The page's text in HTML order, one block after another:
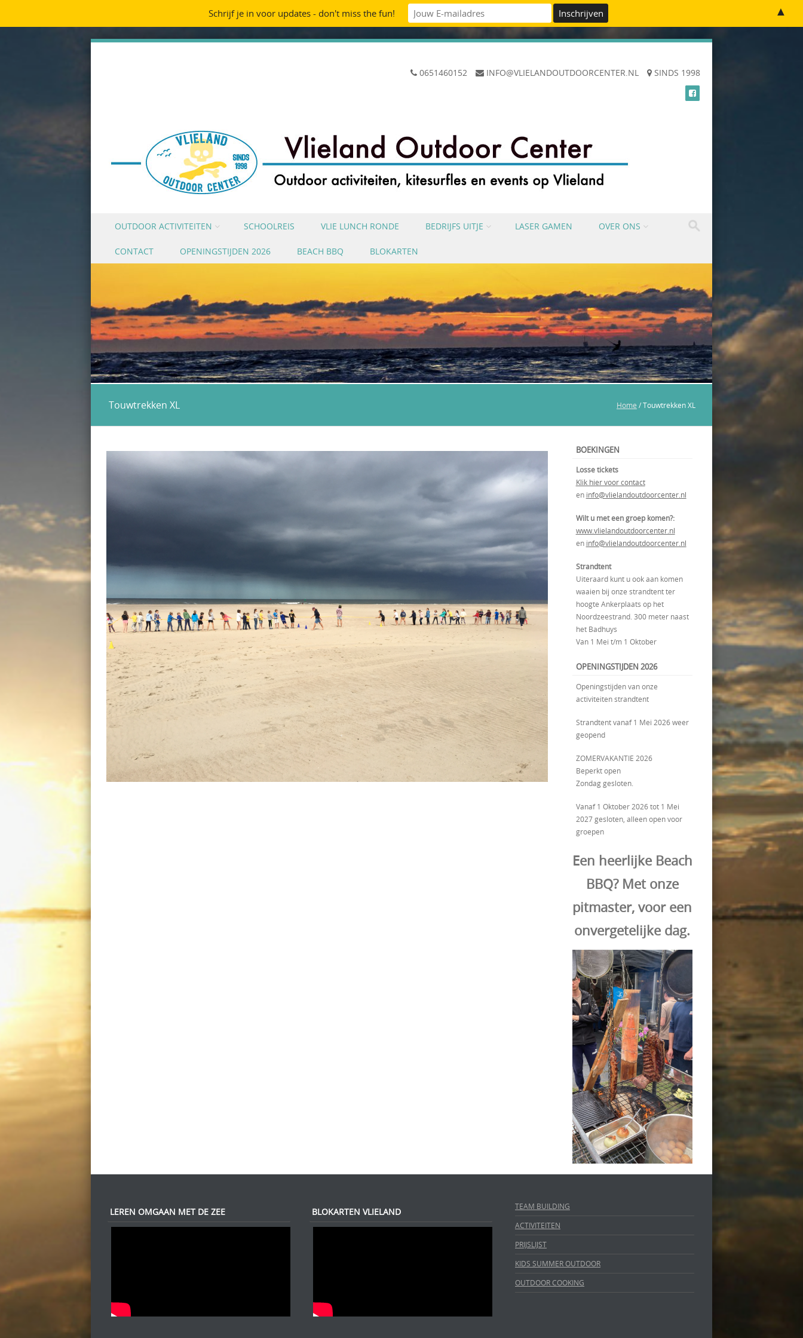
0651460152 INFO@VLIELANDOUTDOORCENTER.NL SINDS 1998
Skip to content
OUTDOOR ACTIVITEITEN SCHOOLREIS VLIE LUNCH RONDE BEDRIJFS UITJE LASER GAMEN OVER ONS
CONTACT OPENINGSTIJDEN 2026 BEACH BBQ BLOKARTEN
Touwtrekken XL Home /Touwtrekken XL
BOEKINGEN
Losse tickets
Klik hier voor contact
en info@vlielandoutdoorcenter.nl
Wilt u met een groep komen?:
www.vlielandoutdoorcenter.nl
en info@vlielandoutdoorcenter.nl
Strandtent
Uiteraard kunt u ook aan komen
waaien bij onze strandtent ter
hoogte Ankerplaats op het
Noordzeestrand. 300 meter naast
het Badhuys
Van 1 Mei t/m 1 Oktober
OPENINGSTIJDEN 2026
Openingstijden van onze
activiteiten strandtent
Strandtent vanaf 1 Mei 2026 weer
geopend
ZOMERVAKANTIE 2026
Beperkt open
Zondag gesloten.
Vanaf 1 Oktober 2026 tot 1 Mei
2027 gesloten, alleen open voor
groepen
Een heerlijke Beach
BBQ? Met onze
pitmaster, voor een
onvergetelijke dag.
LEREN OMGAAN MET DE ZEE BLOKARTEN VLIELAND
TEAM BUILDING
ACTIVITEITEN
PRIJSLIJST
KIDS SUMMER OUTDOOR
OUTDOOR COOKING
Schrijf je in voor updates - don't miss the fun! ▲